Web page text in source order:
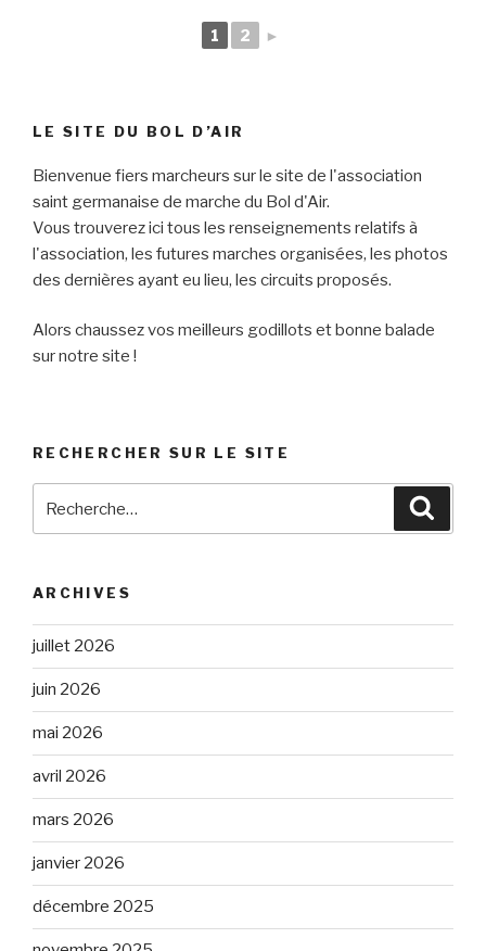
1 2 ►
LE SITE DU BOL D’AIR
Bienvenue fiers marcheurs sur le site de l'association
saint germanaise de marche du Bol d'Air.
Vous trouverez ici tous les renseignements relatifs à
l'association, les futures marches organisées, les photos
des dernières ayant eu lieu, les circuits proposés.
Alors chaussez vos meilleurs godillots et bonne balade
sur notre site !
RECHERCHER SUR LE SITE
pour
ARCHIVES
juillet 2026
juin 2026
mai 2026
avril 2026
mars 2026
janvier 2026
décembre 2025